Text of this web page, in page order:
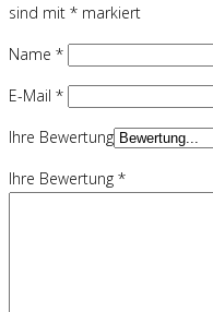
sind mit * markiert
Name *
E-Mail *
Ihre Bewertung
Ihre Bewertung *